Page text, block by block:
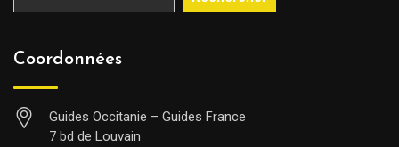
Coordonnées
Guides Occitanie – Guides France
7 bd de Louvain